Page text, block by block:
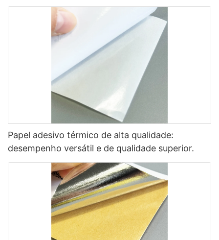
Papel adesivo térmico de alta qualidade:
desempenho versátil e de qualidade superior.